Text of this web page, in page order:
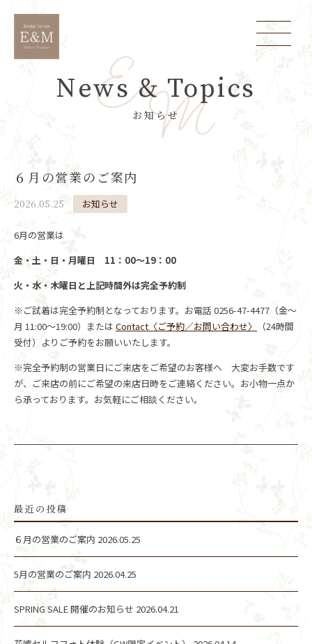
News & Topics
お知らせ
６月の営業のご案内
2026.05.25 お知らせ
6月の営業は
金・土・日・月曜日 11：00～19：00
火・水・木曜日と上記時間外は完全予約制
※ご試着は完全予約制となっております。お電話 0256-47-4477（金～
月 11:00～19:00）または Contact〈ご予約／お問い合わせ〉
（24時間
受付）よりご予約をお願いいたします。
※完全予約制の営業日にご来店をご希望のお客様へ 大変お手数です
が、ご来店の前にご希望の来店日時をご連絡ください。お小物一点か
ら承っております。お気軽にご相談ください。
最近の投稿
６月の営業のご案内 2026.05.25
5月の営業のご案内 2026.04.25
SPRING SALE 開催のお知らせ 2026.04.21